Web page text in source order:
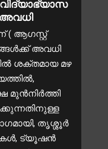
( ആഗസ്റ്റ്
അവധി
ശക്തമായ മഴ
മുൻനിർത്തി
തൃശ്ശൂർ
ട്യൂഷൻ